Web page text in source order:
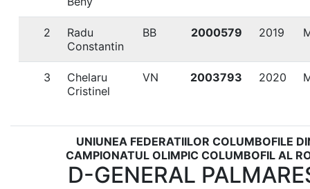
2
Radu
Constantin
BB 2000579 2019
3
Chelaru
Cristinel
VN 2003793 2020
UNIUNEA FEDERATIILOR COLUMBOFILE
CAMPIONATUL OLIMPIC COLUMBOFIL AL
D-GENERAL